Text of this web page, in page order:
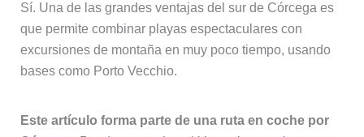
Sí. Una de las grandes ventajas del sur de Córcega es
que permite combinar playas espectaculares con
excursiones de montaña en muy poco tiempo, usando
bases como Porto Vecchio.
Este artículo forma parte de una ruta en coche por